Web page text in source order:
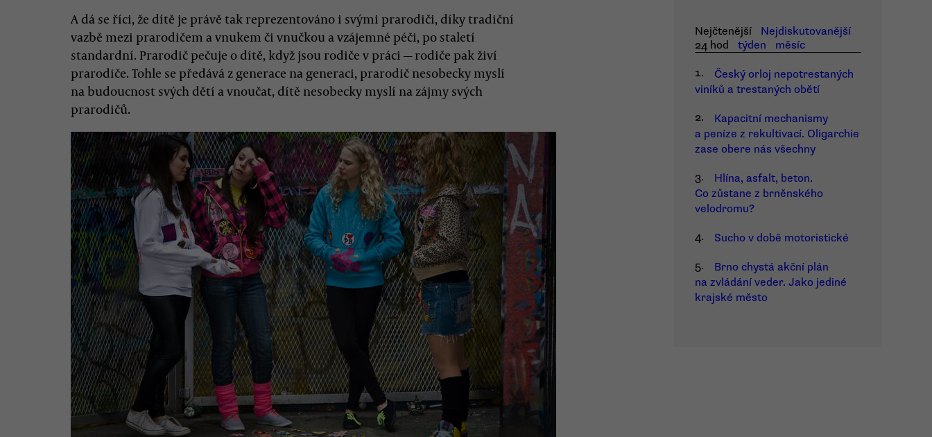
A dá se říci, že dítě je právě tak reprezentováno i svými prarodiči, díky tradiční
vazbě mezi prarodičem a vnukem či vnučkou a vzájemné péči, po staletí
standardní. Prarodič pečuje o dítě, když jsou rodiče v práci — rodiče pak živí
prarodiče. Tohle se předává z generace na generaci, prarodič nesobecky myslí
na budoucnost svých dětí a vnoučat, dítě nesobecky myslí na zájmy svých
prarodičů.
Nejčtenější
Nejdiskutovanější
24 hod
týden
měsíc
1.
Český orloj nepotrestaných
viníků a trestaných obětí
2.
Kapacitní mechanismy
a peníze z rekultivací. Oligarchie
zase obere nás všechny
3.
Hlína, asfalt, beton.
Co zůstane z brněnského
velodromu?
4.
Sucho v době motoristické
5.
Brno chystá akční plán
na zvládání veder. Jako jediné
krajské město